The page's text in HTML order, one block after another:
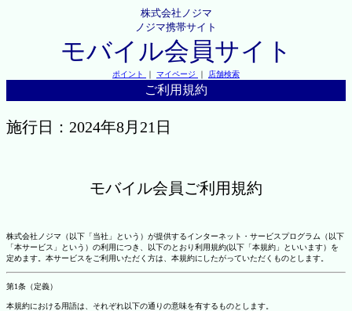
株式会社ノジマ
ノジマ携帯サイト
モバイル会員サイト
ポイント ｜ マイページ ｜ 店舗検索
ご利用規約
施行日：2024年8月21日
モバイル会員ご利用規約
株式会社ノジマ（以下「当社」という）が提供するインターネット・サービスプログラム（以下
「本サービス」という）の利用につき、以下のとおり利用規約(以下「本規約」といいます）を
定めます。本サービスをご利用いただく方は、本規約にしたがっていただくものとします。
第1条（定義）
本規約における用語は、それぞれ以下の通りの意味を有するものとします。